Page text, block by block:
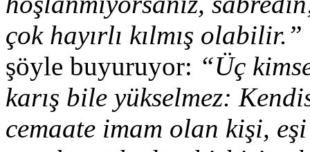
çok hayırlı kılmış olabilir.”
şöyle buyuruyor: “Üç
karış bile yükselmez:
cemaate imam olan kişi,